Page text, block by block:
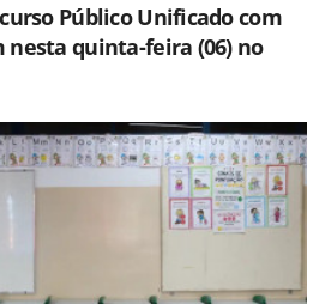
Público Unificado com
nesta quinta-feira (06) no